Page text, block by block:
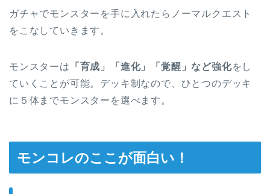
ガチャでモンスターを手に入れたらノーマルクエスト
をこなしていきます。
モンスターは 「育成」「進化」「覚醒」など強化をし
ていくことが可能。デッキ制なので、ひとつのデッキ
に５体までモンスターを選べます。
モンコレのここが面白い！